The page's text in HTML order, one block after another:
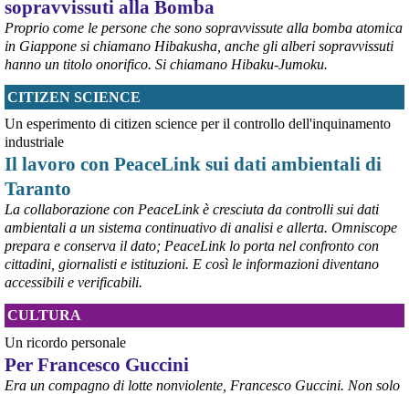
@peacelink - 6/8/2026 21:53
askanews.it/2026/08/05/ex-ilva
“Dal confronto con tutti gli attori e dai contributi raccolti il Governo
elaborerà, come concordato a Palazzo Chigi, un piano straordinario
per Taranto”, avrebbe detto il ministro Urso.
#Taranto #
@peacelink - 6/8/2026 21:50
corriereditaranto.it/2026/08/0
Aprendo i lavori, il ministro Urso ha sottolineato come il Governo
debba necessariamente prendere atto della decisione della Corte
d’Appello di Milano, ricordando che il provvedimento è già stato
inserito nella data room della procedura di vendita. “Alla luce del
nuovo scenario – ha spiegato – Jindal ha presentato una proposta
aggiornata sull’intero perimetro aziendale che tiene conto della
chiusura dell’area a caldo e che i commissari stanno valutando”.
#ILVA #Taranto
sopravvissuti alla Bomba
Proprio come le persone che sono sopravvissute alla bomba atomica
in Giappone si chiamano Hibakusha, anche gli alberi sopravvissuti
hanno un titolo onorifico. Si chiamano Hibaku-Jumoku.
CITIZEN SCIENCE
Un esperimento di citizen science per il controllo dell'inquinamento
industriale
Il lavoro con PeaceLink sui dati ambientali di
Taranto
La collaborazione con PeaceLink è cresciuta da controlli sui dati
ambientali a un sistema continuativo di analisi e allerta. Omniscope
prepara e conserva il dato; PeaceLink lo porta nel confronto con
cittadini, giornalisti e istituzioni. E così le informazioni diventano
accessibili e verificabili.
CULTURA
Un ricordo personale
Per Francesco Guccini
Era un compagno di lotte nonviolente, Francesco Guccini. Non solo